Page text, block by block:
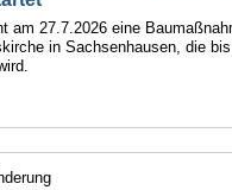
am 27.7.2026 eine
in Sachsenhausen, die